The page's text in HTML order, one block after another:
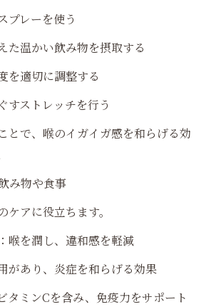
プレーを使う
た温かい飲み物を摂取する
を適切に調整する
すストレッチを行う
とで、喉のイガイガ感を和らげる効
み物や食事
アに役立ちます。
喉を潤し、違和感を軽減
があり、炎症を和らげる効果
タミンCを含み、免疫力をサポート